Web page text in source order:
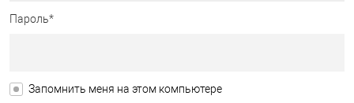
Пароль*
Запомнить меня на этом компьютере